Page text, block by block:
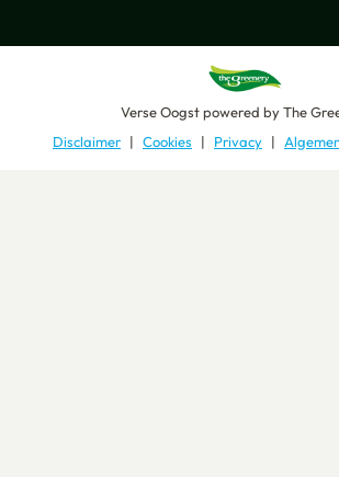
Verse Oogstpowered byThe
Disclaimer
Cookies Privacy